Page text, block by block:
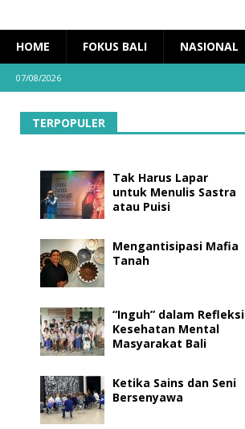
HOME FOKUS BALI NASIONAL
07/08/2026
TERPOPULER
Tak Harus Lapar
untuk Menulis Sastra
atau Puisi
Mengantisipasi Mafia
Tanah
“Inguh” dalam Refleksi
Kesehatan Mental
Masyarakat Bali
Ketika Sains dan Seni
Bersenyawa